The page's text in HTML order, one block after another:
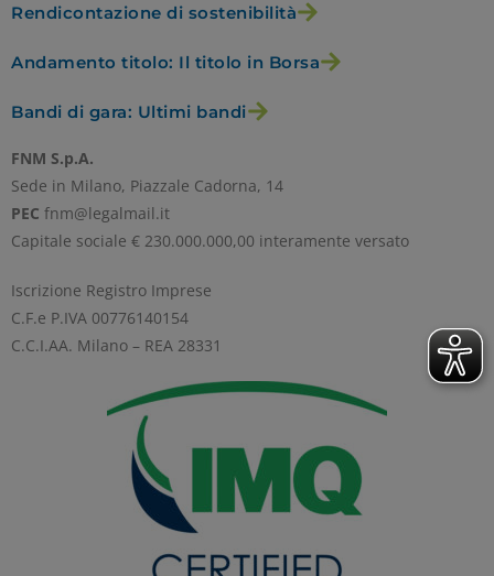
Rendicontazione di sostenibilità
Andamento titolo: Il titolo in Borsa
Bandi di gara: Ultimi bandi
FNM S.p.A.
Sede in Milano, Piazzale Cadorna, 14
PEC fnm@legalmail.it
Capitale sociale € 230.000.000,00 interamente versato
Iscrizione Registro Imprese
C.F.e P.IVA 00776140154
C.C.I.AA. Milano – REA 28331